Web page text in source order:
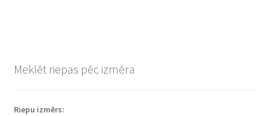
Meklēt riepas pēc izmēra
Riepu izmērs: